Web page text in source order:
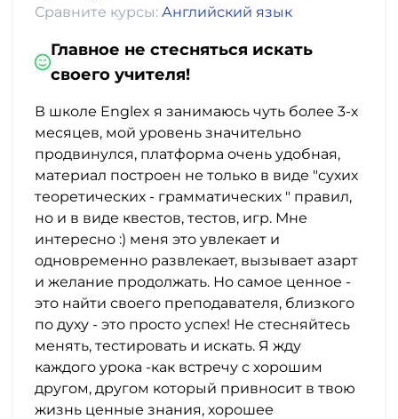
Сравните курсы: Английский язык
Главное не стесняться искать
своего учителя!
В школе Englex я занимаюсь чуть более 3-х
месяцев, мой уровень значительно
продвинулся, платформа очень удобная,
материал построен не только в виде "сухих
теоретических - грамматических " правил,
но и в виде квестов, тестов, игр. Мне
интересно :) меня это увлекает и
одновременно развлекает, вызывает азарт
и желание продолжать. Но самое ценное -
это найти своего преподавателя, близкого
по духу - это просто успех! Не стесняйтесь
менять, тестировать и искать. Я жду
каждого урока -как встречу с хорошим
другом, другом который привносит в твою
жизнь ценные знания, хорошее